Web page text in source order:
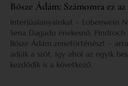
Bősze Ádám: Számomra ez
Interjúalanyainkat – Lobenwein
Sena Dagadu énekesnő, Pindroch
Bősze Ádám zenetörténészt –
adják a szót, így ahol az egyik
kezdődik is a következő.